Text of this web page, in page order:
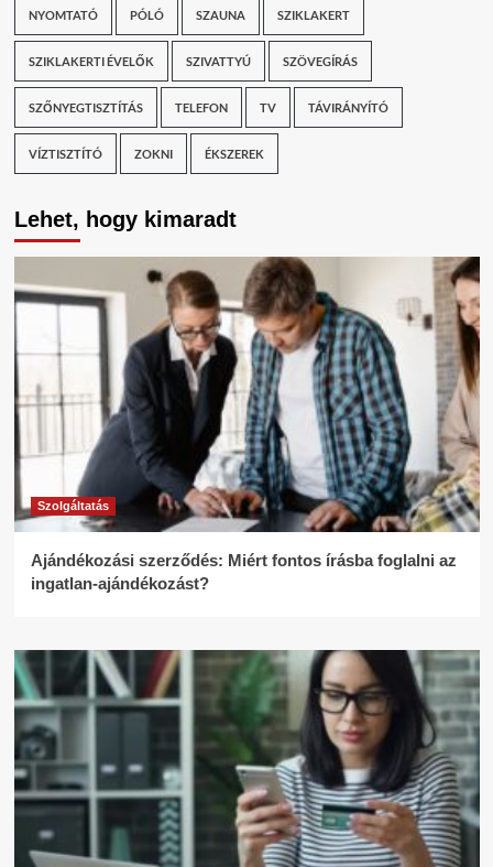
NYOMTATÓ PÓLÓ SZAUNA SZIKLAKERT
SZIKLAKERTI ÉVELŐK SZIVATTYÚ SZÖVEGÍRÁS
SZŐNYEGTISZTÍTÁS TELEFON TV TÁVIRÁNYÍTÓ
VÍZTISZTÍTÓ ZOKNI ÉKSZEREK
Lehet, hogy kimaradt
Szolgáltatás
Ajándékozási szerződés: Miért fontos írásba foglalni az
ingatlan-ajándékozást?